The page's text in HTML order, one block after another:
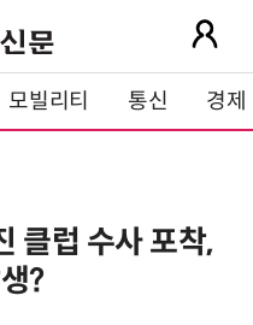
모빌리티 통신 경제
클럽 수사 포착,
?